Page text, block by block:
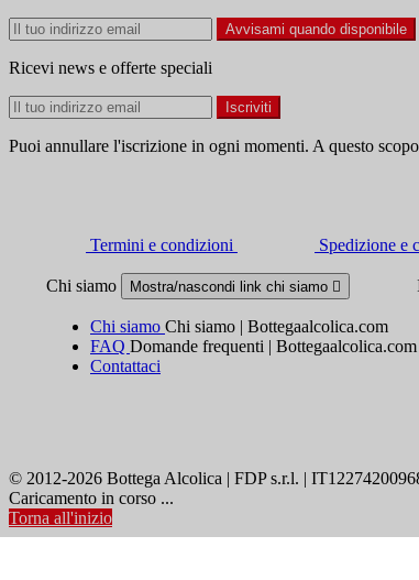
Avvisami quando disponibile
Ricevi news e offerte speciali
Puoi annullare l'iscrizione in ogni momenti. A questo
Termini e condizioni Spedizione e
Chi siamo Mostra/nascondi link chi siamo 
Chi siamo Chi siamo | Bottegaalcolica.com
FAQ Domande frequenti | Bottegaalcolica.com
Contattaci
© 2012-2026 Bottega Alcolica | FDP s.r.l. |
Caricamento in corso ...
Torna all'inizio